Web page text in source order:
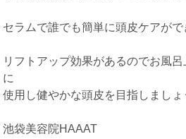
セラムで誰でも簡単に頭皮ケアが
リフトアップ効果があるのでお風
に
使用し健やかな頭皮を目指しましょ
池袋美容院HAAAT